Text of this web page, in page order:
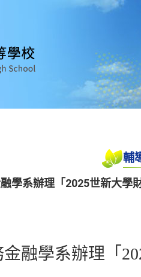
輔
學系辦理「2025世新大學
融學系辦理「